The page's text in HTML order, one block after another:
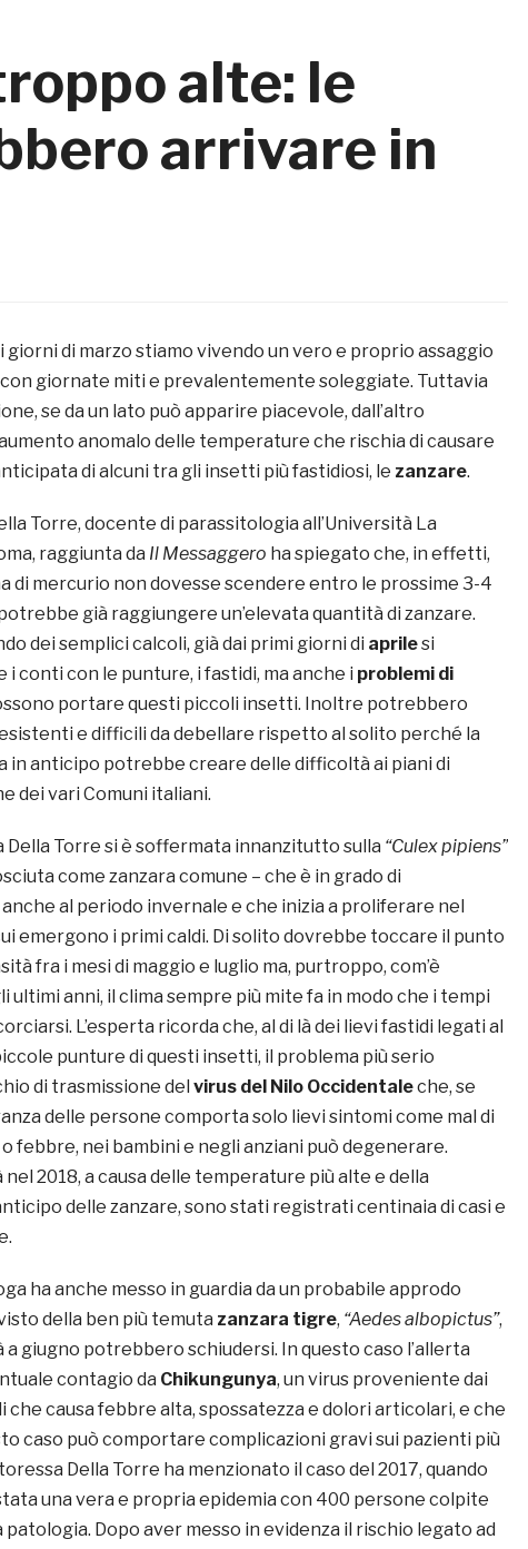
alte: le
arrivare in
giorni di marzo stiamo vivendo un vero e proprio assaggio
con giornate miti e prevalentemente soleggiate. Tuttavia
se da un lato può apparire piacevole, dall’altro
anomalo delle temperature che rischia di causare
di alcuni tra gli insetti più fastidiosi, le zanzare.
Torre, docente di parassitologia all’Università La
raggiunta da Il Messaggero ha spiegato che, in effetti,
di mercurio non dovesse scendere entro le prossime 3-4
già raggiungere un’elevata quantità di zanzare.
dei semplici calcoli, già dai primi giorni di aprilesi
i conti con le punture, i fastidi, ma anche i problemi di
portare questi piccoli insetti. Inoltre potrebbero
e difficili da debellare rispetto al solito perché la
in anticipo potrebbe creare delle difficoltà ai piani di
dei vari Comuni italiani.
Della Torre si è soffermata innanzitutto sulla “Culex pipiens”
come zanzara comune – che è in grado di
al periodo invernale e che inizia a proliferare nel
emergono i primi caldi. Di solito dovrebbe toccare il punto
fra i mesi di maggio e luglio ma, purtroppo, com’è
ultimi anni, il clima sempre più mite fa in modo che i tempi
L’esperta ricorda che, al di là dei lievi fastidi legati al
punture di questi insetti, il problema più serio
di trasmissione del virus del Nilo Occidentaleche, se
delle persone comporta solo lievi sintomi come mal di
febbre, nei bambini e negli anziani può degenerare.
nel 2018, a causa delle temperature più alte e della
delle zanzare, sono stati registrati centinaia di casi e
ha anche messo in guardia da un probabile approdo
della ben più temuta zanzara tigre, “Aedes albopictus”,
a giugno potrebbero schiudersi. In questo caso l’allerta
contagio da Chikungunya, un virus proveniente dai
che causa febbre alta, spossatezza e dolori articolari, e che
caso può comportare complicazioni gravi sui pazienti più
Della Torre ha menzionato il caso del 2017, quando
una vera e propria epidemia con 400 persone colpite
patologia. Dopo aver messo in evidenza il rischio legato ad